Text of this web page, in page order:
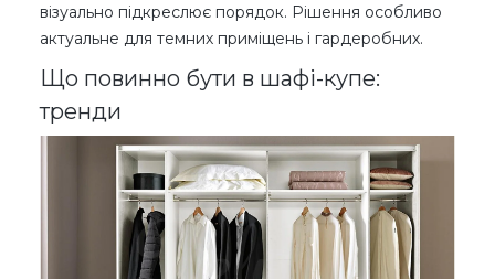
візуально підкреслює порядок. Рішення особливо
актуальне для темних приміщень і гардеробних.
Що повинно бути в шафі-купе:
тренди